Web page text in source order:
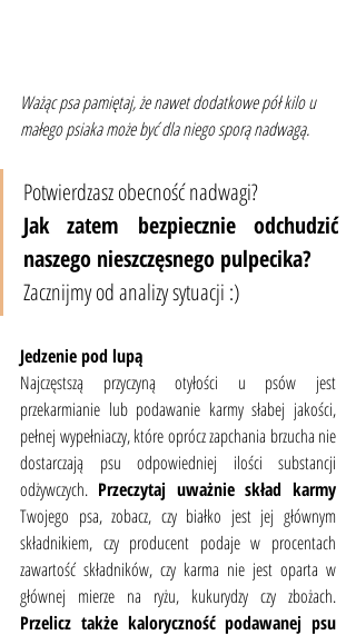
Ważąc psa pamiętaj, że nawet dodatkowe pół kilo u
małego psiaka może być dla niego sporą nadwagą.
Potwierdzasz obecność nadwagi?
Jak zatem bezpiecznie odchudzić
naszego nieszczęsnego pulpecika?
Zacznijmy od analizy sytuacji :)
Jedzenie pod lupą
Najczęstszą przyczyną otyłości u psów jest
przekarmianie lub podawanie karmy słabej jakości,
pełnej wypełniaczy, które oprócz zapchania brzucha nie
dostarczają psu odpowiedniej ilości substancji
odżywczych. Przeczytaj uważnie skład karmy
Twojego psa, zobacz, czy białko jest jej głównym
składnikiem, czy producent podaje w procentach
zawartość składników, czy karma nie jest oparta w
Przelicz także kaloryczność podawanej psu